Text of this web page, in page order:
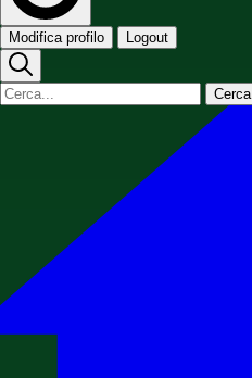
Modifica profilo Logout
Cerca